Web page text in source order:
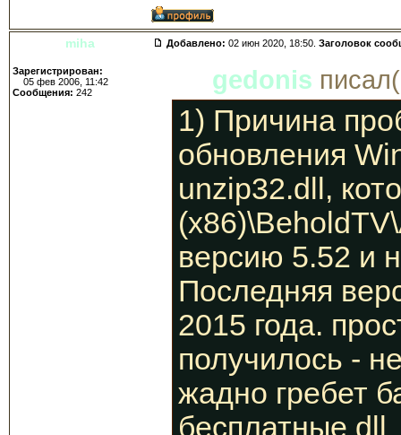
miha Добавлено: 02 июн 2020, 18:50. Заголовок
Зарегистрирован:
05 фев 2006, 11:42
Сообщения: 242 gedonis
1) Причина
обновления
unzip32.dll,
версию 5.52 и
Последняя
2015 года.
получилось -
жадно гребет
бесплатные dll